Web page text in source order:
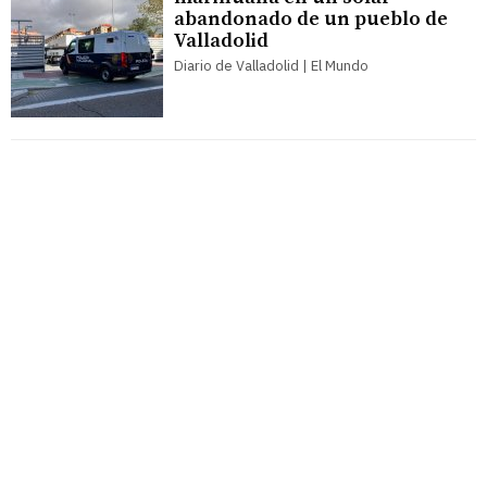
abandonado de un pueblo de
Valladolid
Diario de Valladolid | El Mundo